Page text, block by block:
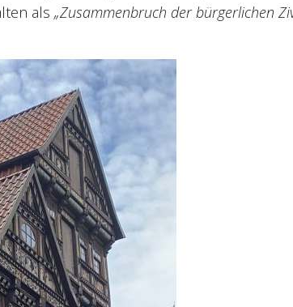
als „Zusammenbruch der bürgerlichen